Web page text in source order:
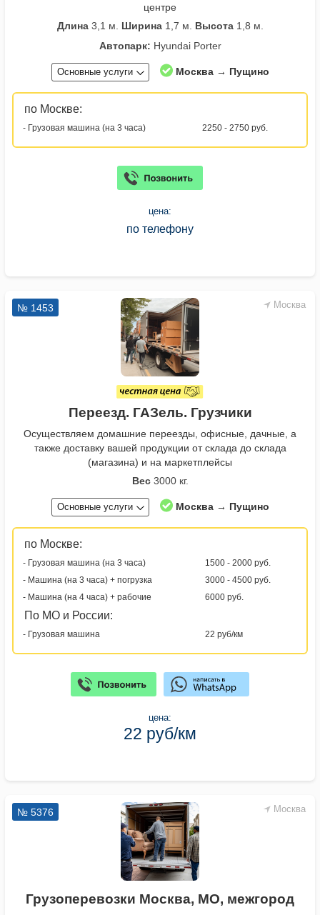
центре
Длина3,1 м. Ширина1,7 м. Высота1,8 м.
Автопарк: Hyundai Porter
Основные услуги Москва → Пущино
по Москве:
- Грузовая машина (на 3 часа) 2250 - 2750 руб.
цена:
по телефону
Москва
№ 1453
Переезд. ГАЗель. Грузчики
Осуществляем домашние переезды, офисные, дачные, а
также доставку вашей продукции от склада до склада
(магазина) и на маркетплейсы
Вес3000 кг.
Основные услуги Москва → Пущино
по Москве:
- Грузовая машина (на 3 часа)
1500 - 2000 руб.
- Машина (на 3 часа) + погрузка
3000 - 4500 руб.
- Машина (на 4 часа) + рабочие
6000 руб.
По МО и России:
- Грузовая машина 22 руб/км
цена:
22 руб/км
Москва
№ 5376
Грузоперевозки Москва, МО, межгород